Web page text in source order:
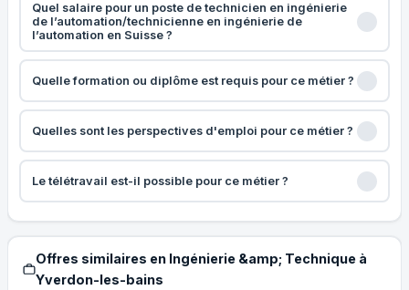
Quel salaire pour un poste de technicien en ingénierie
de l’automation/technicienne en ingénierie de
l’automation en Suisse ?
Quelle formation ou diplôme est requis pour ce métier ?
Quelles sont les perspectives d'emploi pour ce métier ?
Le télétravail est-il possible pour ce métier ?
Offres similaires en Ingénierie &amp; Technique à
Yverdon-les-bains